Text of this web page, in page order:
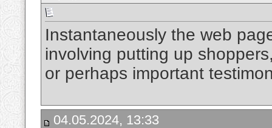
Instantaneously the web
involving putting up
or perhaps important
04.05.2024, 13:33